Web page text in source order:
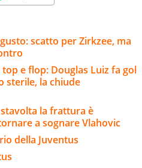
scatto per Zirkzee, ma
top e flop: Douglas Luiz fa gol
sterile, la chiude
la frattura è
a sognare Vlahovic
della Juventus